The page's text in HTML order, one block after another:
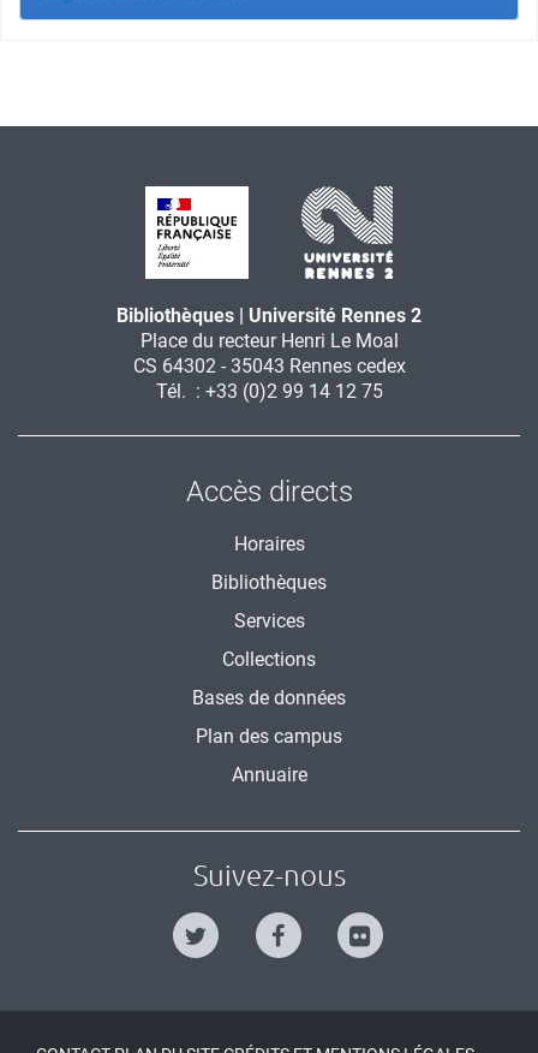
Bibliothèques | Université Rennes 2
Place du recteur Henri Le Moal
CS 64302 - 35043 Rennes cedex
Tél. : +33 (0)2 99 14 12 75
Accès directs
Horaires
Bibliothèques
Services
Collections
Bases de données
Plan des campus
Annuaire
Suivez-nous